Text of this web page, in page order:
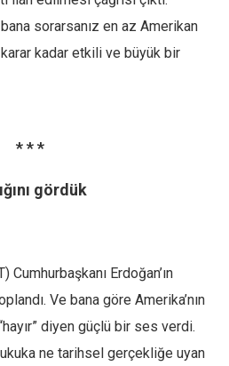
sorarsanız en az Amerikan
kadar etkili ve büyük bir
* * *
gördük
Erdoğan’ın
Ve bana göre Amerika’nın
diyen güçlü bir ses verdi.
ne tarihsel gerçekliğe uyan